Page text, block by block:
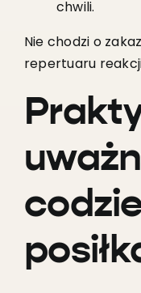
chwili.
Nie chodzi o
repertuaru